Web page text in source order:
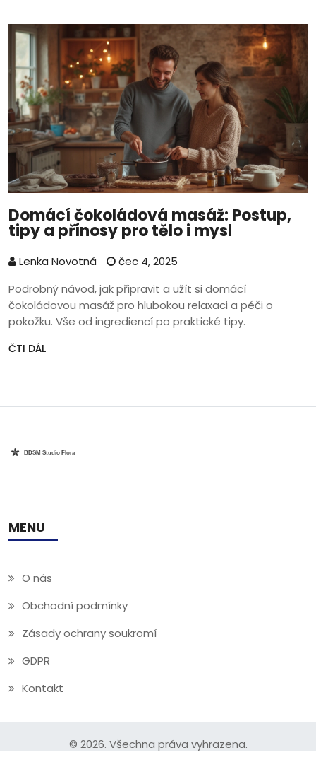
Domácí čokoládová masáž: Postup,
tipy a přínosy pro tělo i mysl
Lenka Novotná
čec 4, 2025
Podrobný návod, jak připravit a užít si domácí
čokoládovou masáž pro hlubokou relaxaci a péči o
pokožku. Vše od ingrediencí po praktické tipy.
ČTI DÁL
MENU
O nás
Obchodní podmínky
Zásady ochrany soukromí
GDPR
Kontakt
© 2026. Všechna práva vyhrazena.